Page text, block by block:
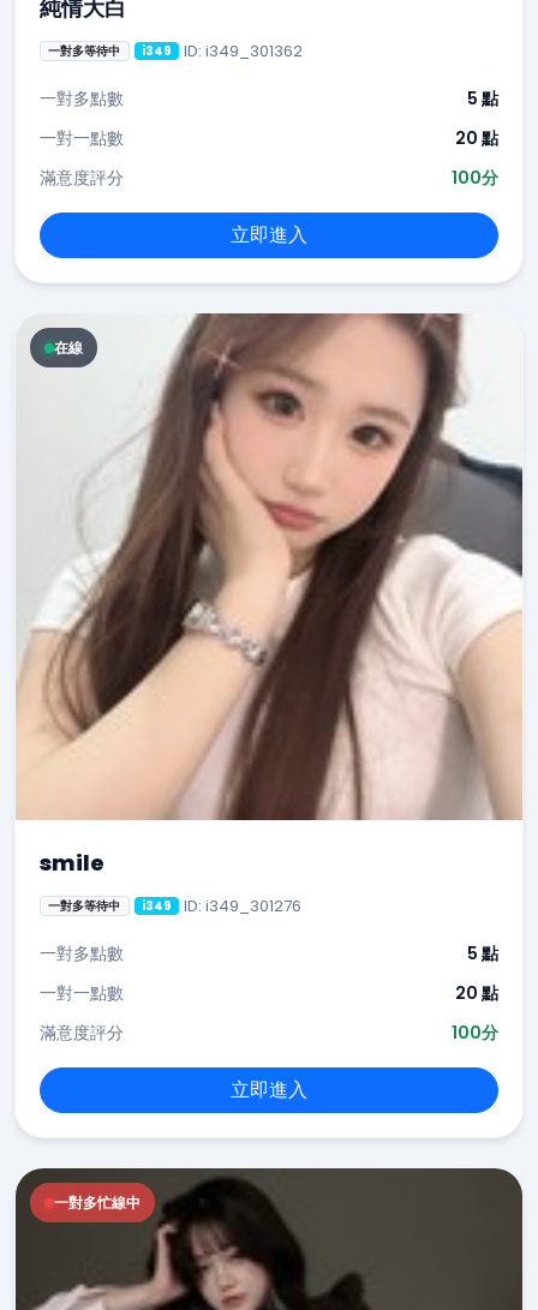
純情大白
一對多等待中 i349 ID: i349_301362
一對多點數
5 點
一對一點數
20 點
滿意度評分
100分
立即進入
在線
smile
一對多等待中 i349 ID: i349_301276
一對多點數
5 點
一對一點數
20 點
滿意度評分
100分
立即進入
一對多忙線中